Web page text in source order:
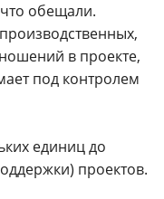
обещали.
в проекте,
под контролем
единиц до
проектов.